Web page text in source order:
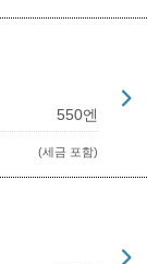
550엔
(세금 포함)